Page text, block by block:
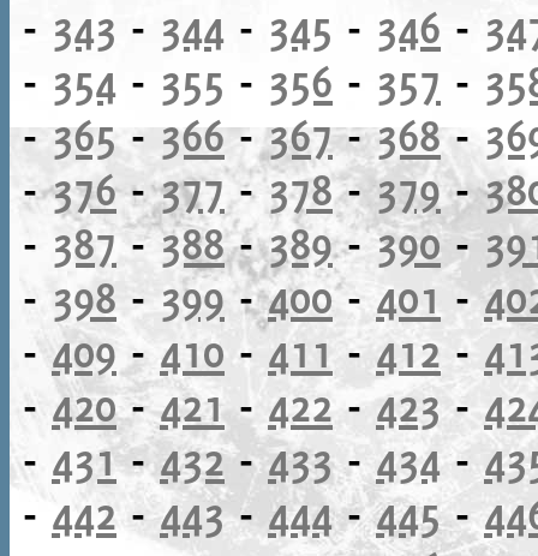
- 343 - 344 - 345 - 346 -
- 354 - 355 - 356 - 357 -
-365-366-367-368-
-376-377-378-379-
- 387-388-389-390-
- 398 - 399-400- 401 -
-409 -410 - 411 - 412 -
- 420-421-422 - 423 -
- 431-432-433- 434-
- 442 -443- 444-445-